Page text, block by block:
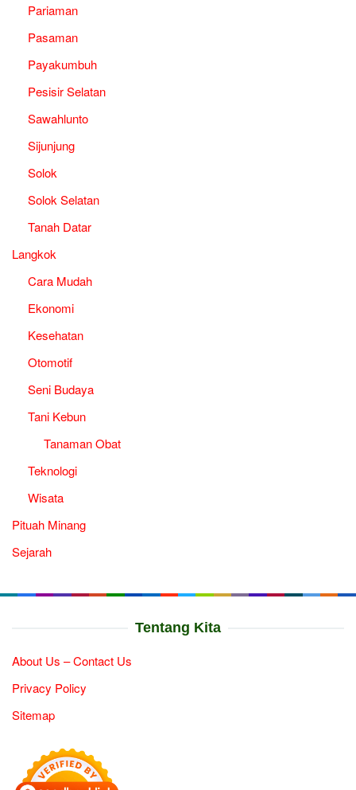
Pariaman
Pasaman
Payakumbuh
Pesisir Selatan
Sawahlunto
Sijunjung
Solok
Solok Selatan
Tanah Datar
Langkok
Cara Mudah
Ekonomi
Kesehatan
Otomotif
Seni Budaya
Tani Kebun
Tanaman Obat
Teknologi
Wisata
Pituah Minang
Sejarah
Tentang Kita
About Us – Contact Us
Privacy Policy
Sitemap